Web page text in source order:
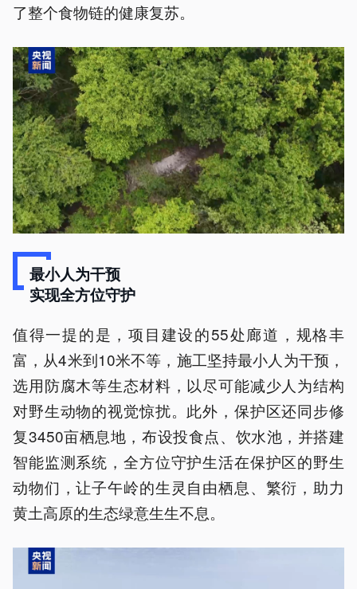
了整个食物链的健康复苏。
最小人为干预
实现全方位守护
值得一提的是，项目建设的55处廊道，规格丰
富，从4米到10米不等，施工坚持最小人为干预，
选用防腐木等生态材料，以尽可能减少人为结构
对野生动物的视觉惊扰。此外，保护区还同步修
复3450亩栖息地，布设投食点、饮水池，并搭建
智能监测系统，全方位守护生活在保护区的野生
动物们，让子午岭的生灵自由栖息、繁衍，助力
黄土高原的生态绿意生生不息。